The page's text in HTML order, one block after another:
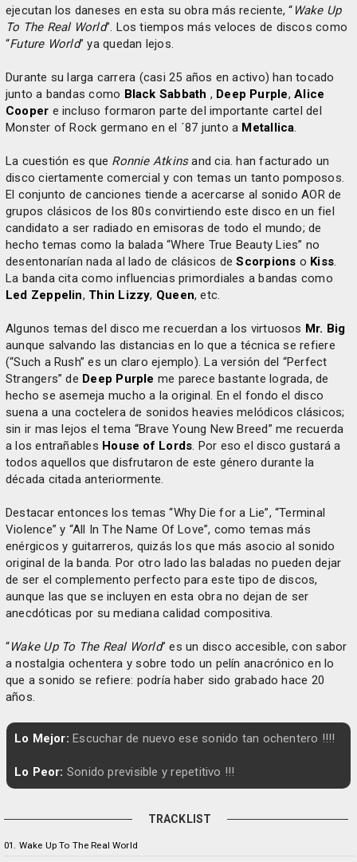
ejecutan los daneses en esta su obra más reciente, “ Wake Up
To The Real World”. Los tiempos más veloces de discos como
“Future World” ya quedan lejos.
Durante su larga carrera (casi 25 años en activo) han tocado
junto a bandas como Black Sabbath , Deep Purple,Alice
Cooper e incluso formaron parte del importante cartel del
Monster of Rock germano en el ´87 junto a Metallica.
La cuestión es que Ronnie Atkinsand cia. han facturado un
disco ciertamente comercial y con temas un tanto pomposos.
El conjunto de canciones tiende a acercarse al sonido AOR de
grupos clásicos de los 80s convirtiendo este disco en un fiel
candidato a ser radiado en emisoras de todo el mundo; de
hecho temas como la balada “Where True Beauty Lies” no
desentonarían nada al lado de clásicos deScorpions o Kiss.
La banda cita como influencias primordiales a bandas como
Led Zeppelin, Thin Lizzy, Queen, etc.
Algunos temas del disco me recuerdan a los virtuosos Mr. Big
aunque salvando las distancias en lo que a técnica se refiere
(“Such a Rush” es un claro ejemplo). La versión del “Perfect
Strangers” de Deep Purple me parece bastante lograda, de
hecho se asemeja mucho a la original. En el fondo el disco
suena a una coctelera de sonidos heavies melódicos clásicos;
sin ir mas lejos el tema “Brave Young New Breed” me recuerda
a los entrañables House of Lords. Por eso el disco gustará a
todos aquellos que disfrutaron de este género durante la
década citada anteriormente.
Destacar entonces los temas “Why Die for a Lie”, “Terminal
Violence” y “All In The Name Of Love”, como temas más
enérgicos y guitarreros, quizás los que más asocio al sonido
original de la banda. Por otro lado las baladas no pueden dejar
de ser el complemento perfecto para este tipo de discos,
aunque las que se incluyen en esta obra no dejan de ser
anecdóticas por su mediana calidad compositiva.
“Wake Up To The Real World” es un disco accesible, con sabor
a nostalgia ochentera y sobre todo un pelín anacrónico en lo
que a sonido se refiere: podría haber sido grabado hace 20
años.
Lo Mejor: Escuchar de nuevo ese sonido tan ochentero !!!!
Lo Peor: Sonido previsible y repetitivo !!!
TRACKLIST
01. Wake Up To The Real World